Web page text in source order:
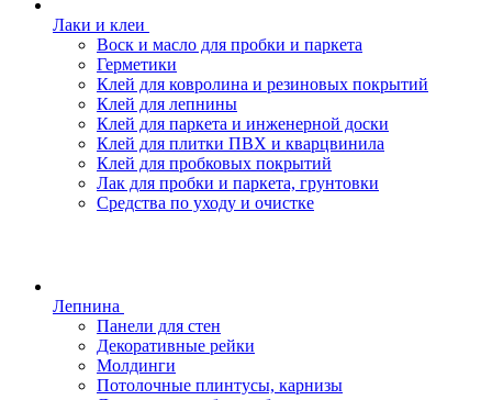
Лаки и клеи
Воск и масло для пробки и паркета
Герметики
Клей для ковролина и резиновых покрытий
Клей для лепнины
Клей для паркета и инженерной доски
Клей для плитки ПВХ и кварцвинила
Клей для пробковых покрытий
Лак для пробки и паркета, грунтовки
Средства по уходу и очистке
Лепнина
Панели для стен
Декоративные рейки
Молдинги
Потолочные плинтусы, карнизы